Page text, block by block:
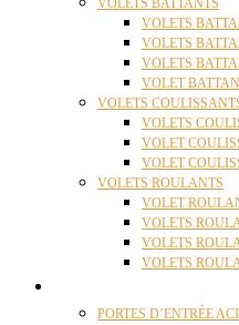
VOLETS BATTANTS
VOLETS
VOLETS
VOLETS
VOLET
VOLETS
VOLETS
VOLET
VOLET
VOLETS ROULANTS
VOLET
VOLETS
VOLETS
VOLETS
PORTES D’ENTRÉE